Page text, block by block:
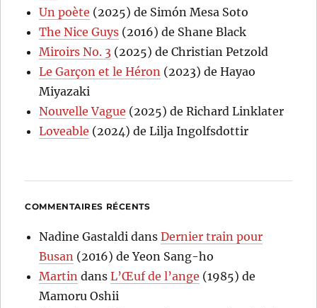
Un poète (2025) de Simón Mesa Soto
The Nice Guys (2016) de Shane Black
Miroirs No. 3 (2025) de Christian Petzold
Le Garçon et le Héron (2023) de Hayao
Miyazaki
Nouvelle Vague (2025) de Richard Linklater
Loveable (2024) de Lilja Ingolfsdottir
COMMENTAIRES RÉCENTS
Nadine Gastaldi dansDernier train pour
Busan (2016) de Yeon Sang-ho
Martin dansL’Œuf de l’ange (1985) de
Mamoru Oshii